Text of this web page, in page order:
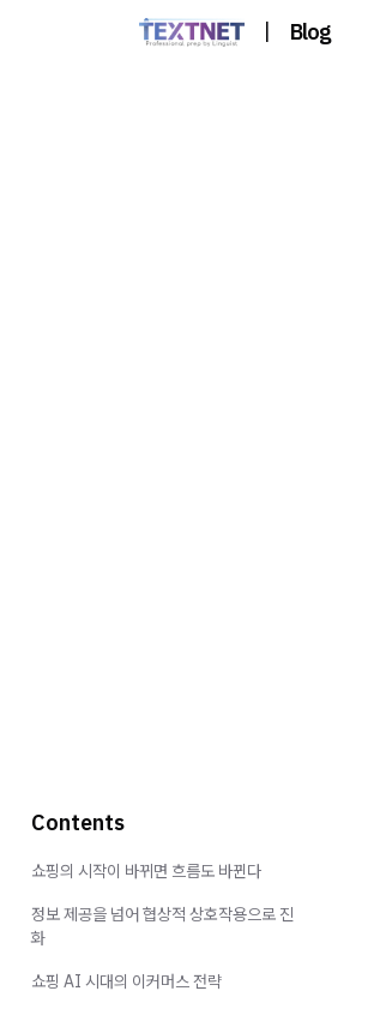
| Blog
Contents
쇼핑의 시작이 바뀌면 흐름도 바뀐다
정보 제공을 넘어 협상적 상호작용으로 진
화
쇼핑 AI 시대의 이커머스 전략